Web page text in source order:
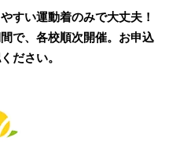
すい運動着のみで大丈夫！
で、各校順次開催。お申込
ださい。